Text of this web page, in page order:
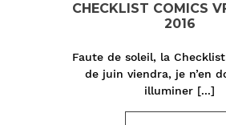
CHECKLIST COMICS
2016
Faute de soleil, la
de juin viendra, je n’en
illuminer [...]